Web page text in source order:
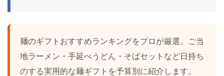
麺のギフトおすすめランキングをプロが厳選。ご当
地ラーメン・手延べうどん・そばセットなど日持ち
のする実用的な麺ギフトを予算別に紹介します。